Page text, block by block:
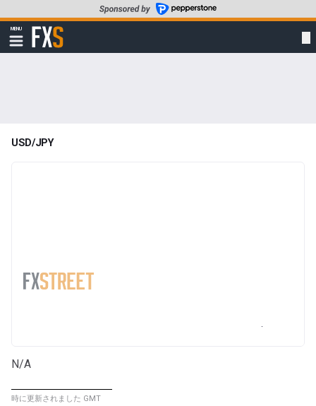
要
ン
MENU
ナ
ビ
示
す
FXStreet
USD/JPY
N/A
時に更新されました GMT